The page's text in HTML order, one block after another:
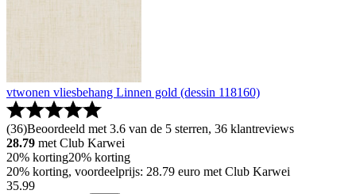
vtwonen vliesbehang Linnen gold (dessin 118160)
(36)Beoordeeld met 3.6 van de 5 sterren, 36 klantreviews
28.79 met Club Karwei
20% korting20% korting
20% korting, voordeelprijs: 28.79 euro met Club Karwei
35.99